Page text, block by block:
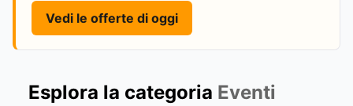
Vedi le offerte di oggi
Esplora la categoria Eventi